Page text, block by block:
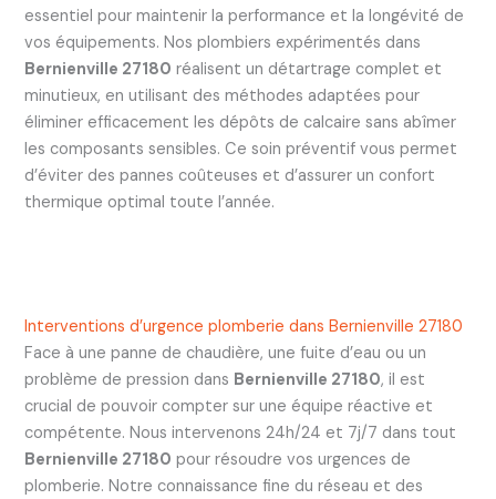
essentiel pour maintenir la performance et la longévité de
vos équipements. Nos plombiers expérimentés dans
Bernienville 27180 réalisent un détartrage complet et
minutieux, en utilisant des méthodes adaptées pour
éliminer efficacement les dépôts de calcaire sans abîmer
les composants sensibles. Ce soin préventif vous permet
d’éviter des pannes coûteuses et d’assurer un confort
thermique optimal toute l’année.
Interventions d’urgence plomberie dans Bernienville 27180
Face à une panne de chaudière, une fuite d’eau ou un
problème de pression dans Bernienville 27180, il est
crucial de pouvoir compter sur une équipe réactive et
compétente. Nous intervenons 24h/24 et 7j/7 dans tout
Bernienville 27180 pour résoudre vos urgences de
plomberie. Notre connaissance fine du réseau et des